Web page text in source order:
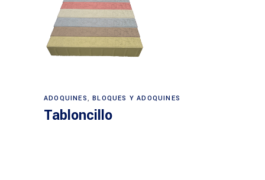
ADOQUINES,BLOQUES Y ADOQUINES
Tabloncillo